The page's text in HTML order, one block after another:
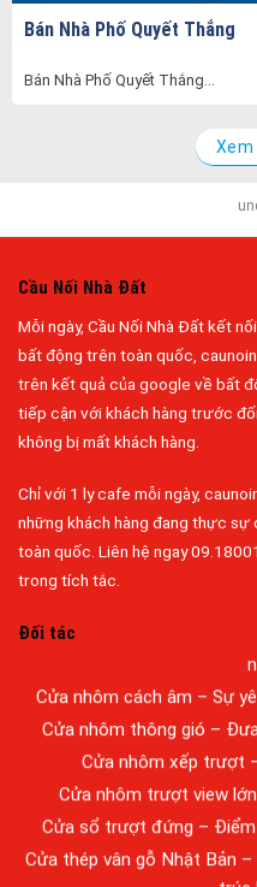
Bán Nhà Phố Quyết Thắng
Bán Nhà Phố Quyết Thắng...
Cầu Nối Nhà Đất
Mỗi ngày, Cầu Nối Nhà Đất kết
bất động trên toàn quốc,
trên kết quả của google về bất
tiếp cận với khách hàng trước
không bị mất khách hàng.
Chỉ với 1 ly cafe mỗi ngày,
những khách hàng đang thực sự
toàn quốc. Liên hệ ngay
trong tích tắc.
Đối tác
Đa dạng màu sắc cửa
Cửa nhôm chống gió mưa
Cửa nhôm cách âm – Sự
Cửa nhôm thông gió –
Cửa nhôm xếp trượt
Cửa nhôm trượt view
Cửa sổ trượt đứng –
Cửa thép vân gỗ Nhật Bản
trúc